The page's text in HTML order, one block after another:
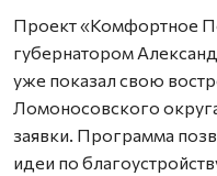
Проект «Комфортное
губернатором
уже показал свою
Ломоносовского
заявки. Программа
идеи по